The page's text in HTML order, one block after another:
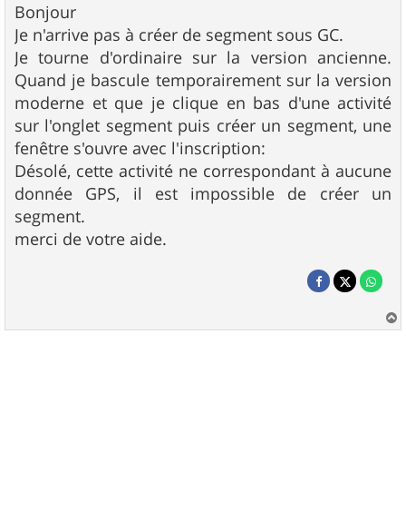
s
s
a
g
e
Bonjour
Je n'arrive pas à créer de segment sous GC.
Je tourne d'ordinaire sur la version ancienne.
Quand je bascule temporairement sur la version
moderne et que je clique en bas d'une activité
sur l'onglet segment puis créer un segment, une
fenêtre s'ouvre avec l'inscription:
Désolé, cette activité ne correspondant à aucune
donnée GPS, il est impossible de créer un
segment.
merci de votre aide.
a